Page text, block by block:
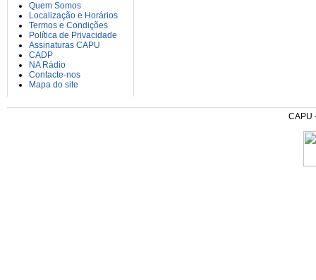
Quem Somos
Localização e Horários
Termos e Condições
Política de Privacidade
Assinaturas CAPU
CADP
NA Rádio
Contacte-nos
Mapa do site
CAPU